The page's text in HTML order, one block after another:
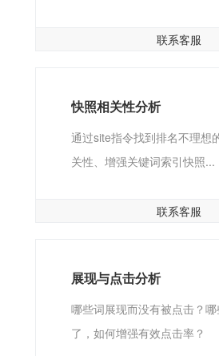
联系客服
快照相关性分析
通过site指令找到排名不理想
关性、增强关键词索引快照...
联系客服
展现与点击分析
哪些词展现而没有被点击？
了，如何增强有效点击率？